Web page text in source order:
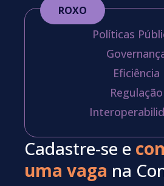
ROXO
Políticas
Eficiência
Regulação
Cadastre-se e
uma vaga na